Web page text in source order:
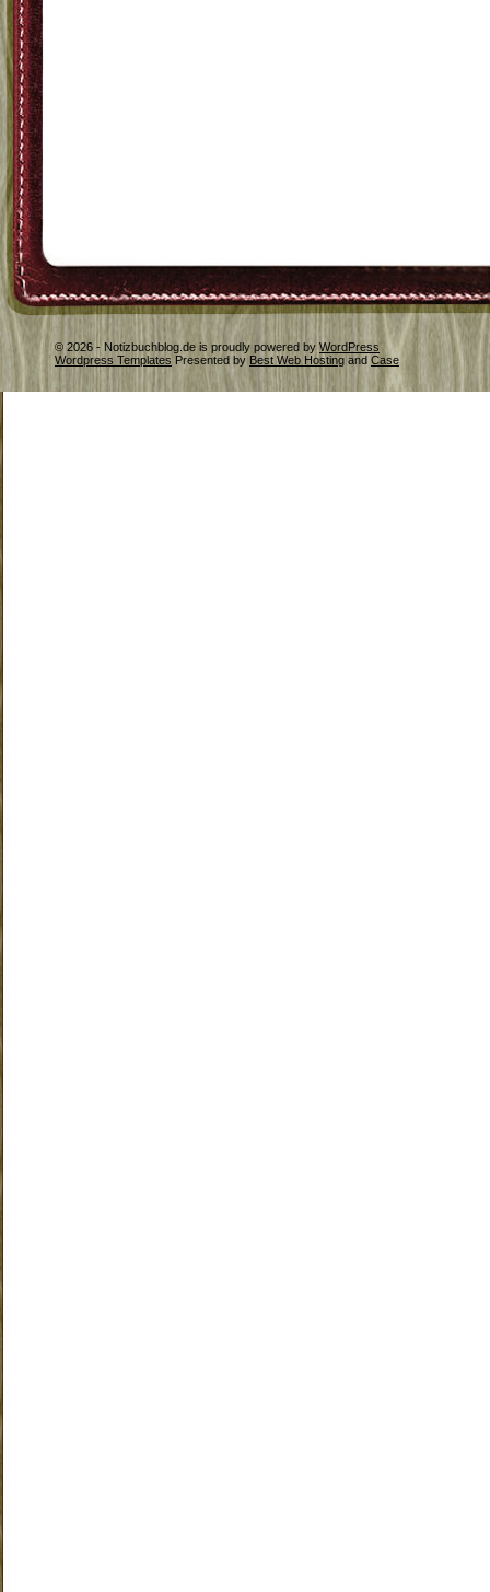
© 2026 - Notizbuchblog.de is proudly powered by WordPress
Wordpress Templates Presented by Best Web Hosting and Case